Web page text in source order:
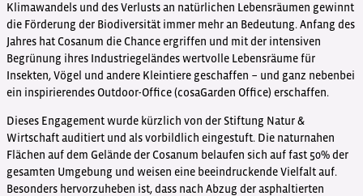
Klimawandels und des Verlusts an natürlichen Lebensräumen gewinnt
die Förderung der Biodiversität immer mehr an Bedeutung. Anfang des
Jahres hat Cosanum die Chance ergriffen und mit der intensiven
Begrünung ihres Industriegeländes wertvolle Lebensräume für
Insekten, Vögel und andere Kleintiere geschaffen − und ganz nebenbei
ein inspirierendes Outdoor-Office (cosaGarden Office) erschaffen.
Dieses Engagement wurde kürzlich von der Stiftung Natur &
Wirtschaft auditiert und als vorbildlich eingestuft. Die naturnahen
Flächen auf dem Gelände der Cosanum belaufen sich auf fast 50% der
gesamten Umgebung und weisen eine beeindruckende Vielfalt auf.
Besonders hervorzuheben ist, dass nach Abzug der asphaltierten